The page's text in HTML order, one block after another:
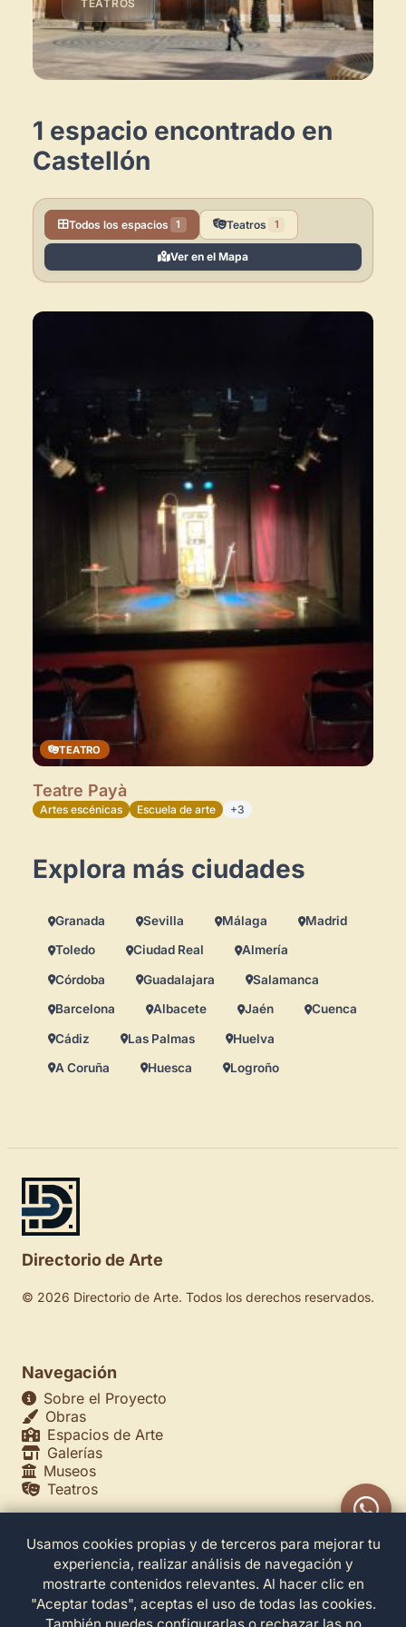
TEATROS
Espacios en la zona
1 espacio encontrado en
Castellón
Todos los espacios 1 Teatros 1
Ver en el Mapa
TEATRO
Teatre Payà
Artes escénicas Escuela de arte +3
Explora más ciudades
Granada Sevilla Málaga Madrid
Toledo Ciudad Real Almería
Córdoba Guadalajara Salamanca
Barcelona Albacete Jaén Cuenca
Cádiz Las Palmas Huelva
A Coruña Huesca Logroño
Directorio de Arte
© 2026 Directorio de Arte. Todos los derechos reservados.
Navegación
Sobre el Proyecto
Obras
Espacios de Arte
Galerías
Museos
Teatros
Legales
Política de Privacidad
Política de Cookies
Configuración de Cookies
Usamos cookies propias y de terceros para mejorar tu
experiencia, realizar análisis de navegación y
mostrarte contenidos relevantes. Al hacer clic en
"Aceptar todas", aceptas el uso de todas las cookies.